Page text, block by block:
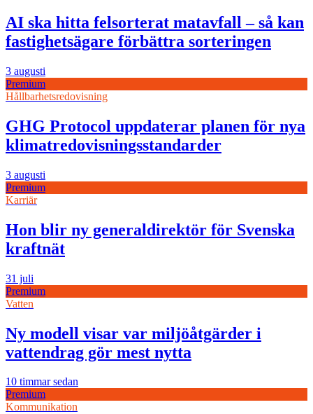
AI ska hitta felsorterat matavfall – så kan
fastighetsägare förbättra sorteringen
3 augusti
Premium
Hållbarhetsredovisning
GHG Protocol uppdaterar planen för nya
klimatredovisningsstandarder
3 augusti
Premium
Karriär
Hon blir ny generaldirektör för Svenska
kraftnät
31 juli
Premium
Vatten
Ny modell visar var miljöåtgärder i
vattendrag gör mest nytta
10 timmar sedan
Premium
Kommunikation